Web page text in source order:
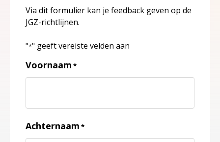
Via dit formulier kan je feedback geven op de
JGZ-richtlijnen.
"*" geeft vereiste velden aan
Voornaam *
Achternaam *